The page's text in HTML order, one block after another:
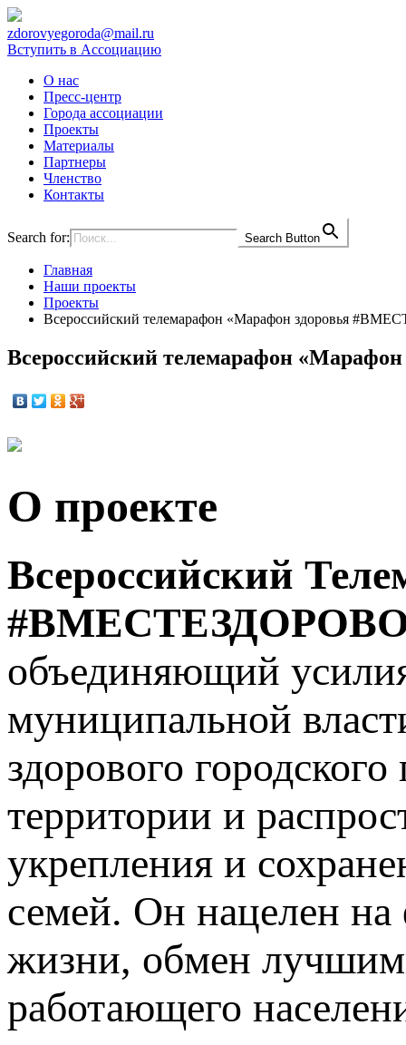
zdorovyegoroda@mail.ru
Вступить в Ассоциацию
О нас
Пресс-центр
Города ассоциации
Проекты
Материалы
Партнеры
Членство
Контакты
Search for: Search Button
Главная
Наши проекты
Проекты
Всероссийский телемарафон «Марафон здоровья
Всероссийский телемарафон
О проекте
Всероссийский
объединяющий
муниципальной
здорового
территории и
укрепления и
семей. Он нацелен на
жизни, обмен
работающего